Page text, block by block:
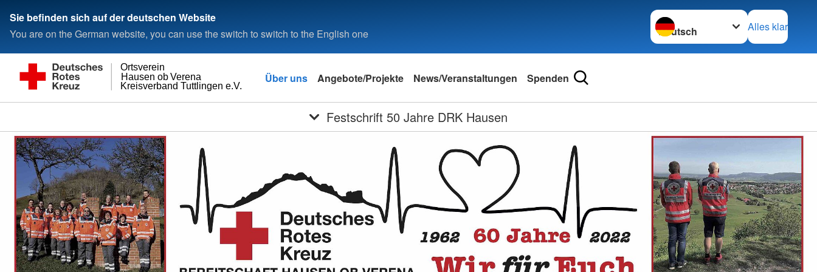
Sie befinden sich auf der deutschen Website
You are on the German website, you can use the switch to switch to the English one
Sprache wechseln zu
Alles klar
Kreisverband Tuttlingen e.V.
Hausen ob Verena
Ortsverein
Über uns Angebote/Projekte News/Veranstaltungen Spenden
Festschrift 50 Jahre DRK Hausen